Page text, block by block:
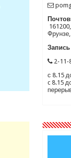
2-11-
с 8.15
c 8.15